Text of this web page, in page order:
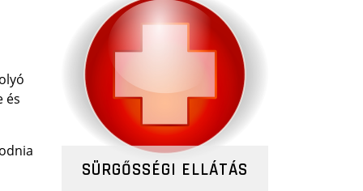
és
SÜRGŐSSÉGI ELLÁTÁS